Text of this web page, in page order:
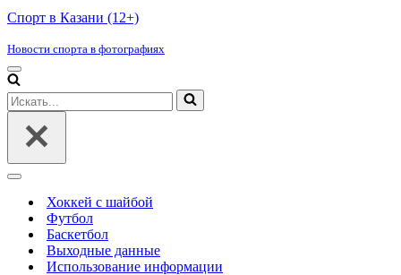
Спорт в Казани (12+)
Новости спорта в фотографиях
Меню
навигации
Искать...
Меню
навигацииХоккей с шайбой
Футбол
Баскетбол
Выходные данные
Использование информации